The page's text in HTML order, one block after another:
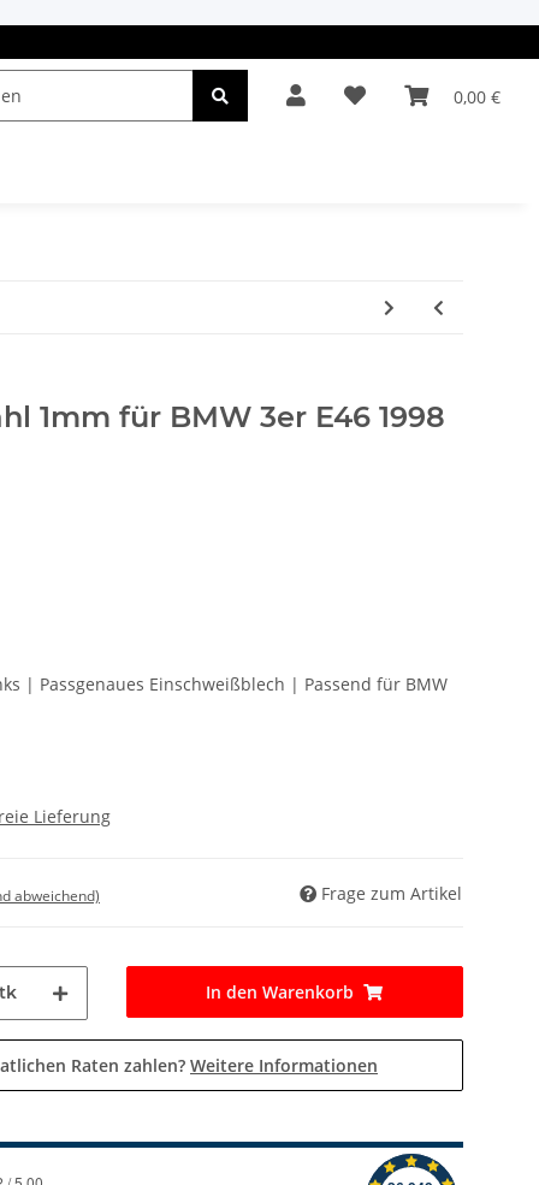
0,00 €
& Leuchten Autopflege Oldtimerteile
1mm für BMW 3er E46 1998
| Passgenaues Einschweißblech | Passend für BMW
Lieferung
abweichend) Frage zum Artikel
In den Warenkorb
Raten zahlen? Weitere Informationen